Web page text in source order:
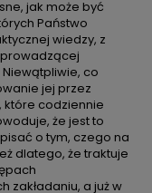
jak może być
Państwo
wiedzy, z
co
jej przez
które codziennie
że jest to
o tym, czego na
dlatego, że traktuje
zakładaniu, a już w